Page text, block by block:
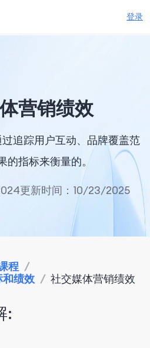
登录
营销绩效
追踪用户互动、品牌覆盖范
的指标来衡量的。
更新时间：10/23/2025
程 /
和绩效 / 社交媒体营销绩效
: